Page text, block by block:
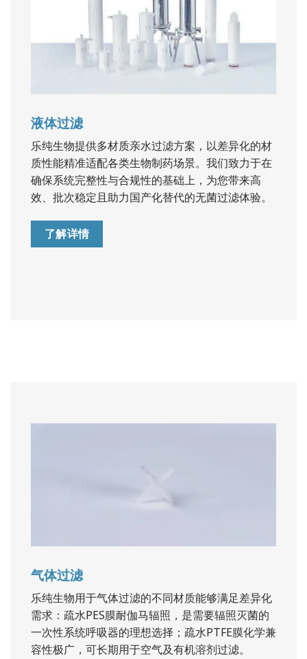
液体过滤
乐纯生物提供多材质亲水过滤方案，以差异化的材
质性能精准适配各类生物制药场景。我们致力于在
确保系统完整性与合规性的基础上，为您带来高
效、批次稳定且助力国产化替代的无菌过滤体验。
了解详情
气体过滤
乐纯生物用于气体过滤的不同材质能够满足差异化
需求：疏水PES膜耐伽马辐照，是需要辐照灭菌的
一次性系统呼吸器的理想选择；疏水PTFE膜化学兼
容性极广，可长期用于空气及有机溶剂过滤。